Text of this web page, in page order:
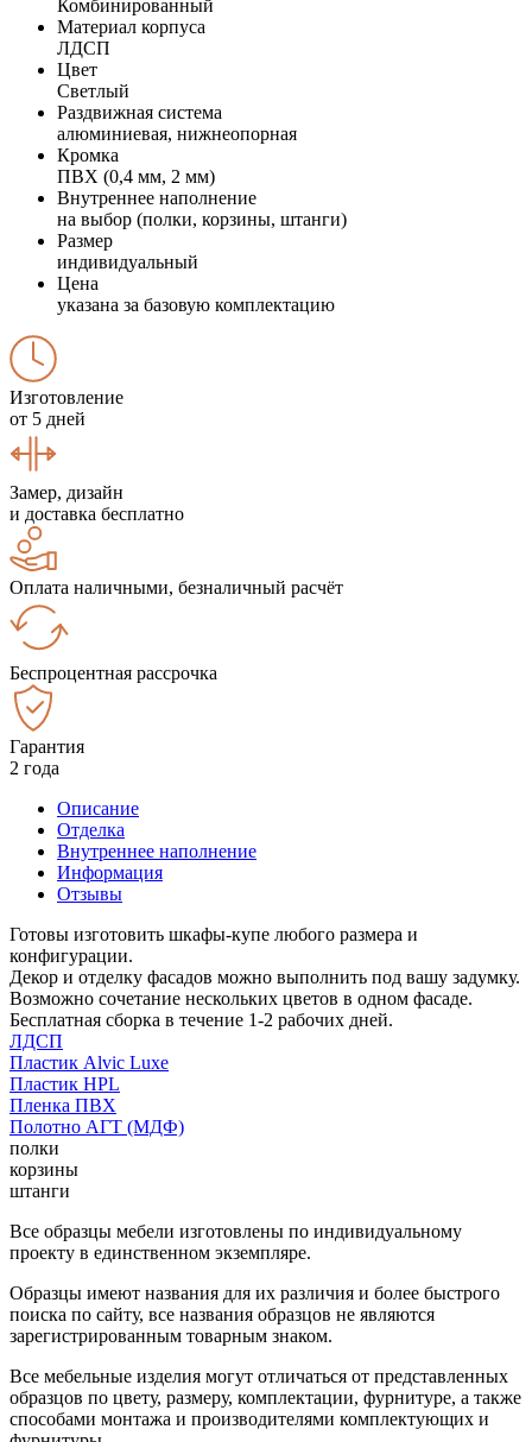
Комбинированный
Материал корпуса
ЛДСП
Цвет
Светлый
Раздвижная система
алюминиевая, нижнеопорная
Кромка
ПВХ (0,4 мм, 2 мм)
Внутреннее наполнение
на выбор (полки, корзины, штанги)
Размер
индивидуальный
Цена
указана за базовую комплектацию
Изготовление
от 5 дней
Замер, дизайн
и доставка бесплатно
Оплата наличными, безналичный расчёт
Беспроцентная рассрочка
Гарантия
2 года
Описание
Отделка
Внутреннее наполнение
Информация
Отзывы
Готовы изготовить шкафы-купе любого размера и
конфигурации.
Декор и отделку фасадов можно выполнить под вашу задумку.
Возможно сочетание нескольких цветов в одном фасаде.
Бесплатная сборка в течение 1-2 рабочих дней.
ЛДСП
Пластик Alvic Luxe
Пластик HPL
Пленка ПВХ
Полотно АГТ (МДФ)
полки
корзины
штанги
Все образцы мебели изготовлены по индивидуальному
проекту в единственном экземпляре.
Образцы имеют названия для их различия и более быстрого
поиска по сайту, все названия образцов не являются
зарегистрированным товарным знаком.
Все мебельные изделия могут отличаться от представленных
образцов по цвету, размеру, комплектации, фурнитуре, а также
способами монтажа и производителями комплектующих и